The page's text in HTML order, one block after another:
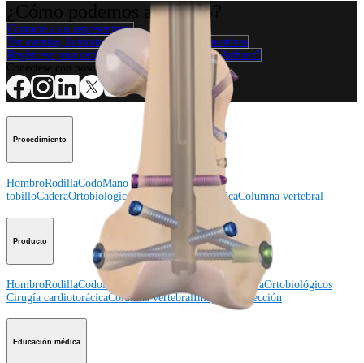
¿Cómo podemos ayudarlo?
Contacte a un representante
Ver eventos, laboratorios y oportunidades educativas
Regístrese para recibir: ¿Qué hay de nuevo en Arthrex?
Conéctese con nosotros
Procedimiento
HombroRodillaCodoMano y muñeca
Pie y
tobilloCaderaOrtobiológicos Cirugía cardiotorácicaColumna vertebral
Producto
HombroRodillaCodoMano y muñeca CaderaOrtobiológicos
Cirugía cardiotorácicaColumna vertebralImagen y resección
Educación médica